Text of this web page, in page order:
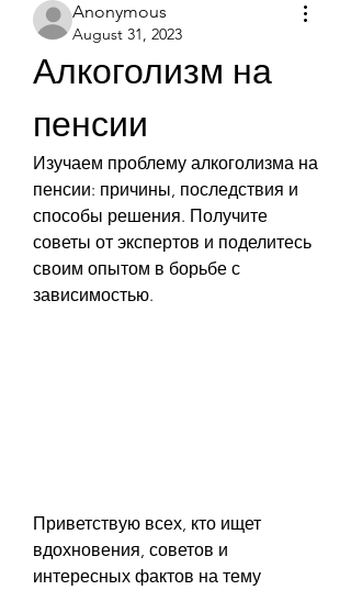
Anonymous
August 31, 2023
Алкоголизм на
пенсии
Изучаем проблему алкоголизма на
пенсии: причины, последствия и
способы решения. Получите
советы от экспертов и поделитесь
своим опытом в борьбе с
зависимостью.
Приветствую всех, кто ищет
вдохновения, советов и
интересных фактов на тему